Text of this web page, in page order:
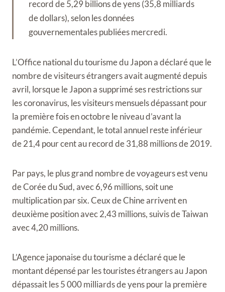
record de 5,29 billions de yens (35,8 milliards
de dollars), selon les données
gouvernementales publiées mercredi.
L’Office national du tourisme du Japon a déclaré que le
nombre de visiteurs étrangers avait augmenté depuis
avril, lorsque le Japon a supprimé ses restrictions sur
les coronavirus, les visiteurs mensuels dépassant pour
la première fois en octobre le niveau d’avant la
pandémie. Cependant, le total annuel reste inférieur
de 21,4 pour cent au record de 31,88 millions de 2019.
Par pays, le plus grand nombre de voyageurs est venu
de Corée du Sud, avec 6,96 millions, soit une
multiplication par six. Ceux de Chine arrivent en
deuxième position avec 2,43 millions, suivis de Taiwan
avec 4,20 millions.
L’Agence japonaise du tourisme a déclaré que le
montant dépensé par les touristes étrangers au Japon
dépassait les 5 000 milliards de yens pour la première